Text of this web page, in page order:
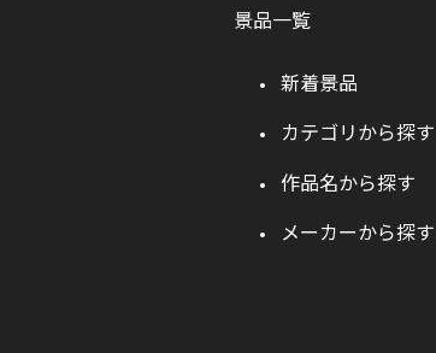
景品一覧
新着景品
カテゴリから探す
作品名から探す
メーカーから探す